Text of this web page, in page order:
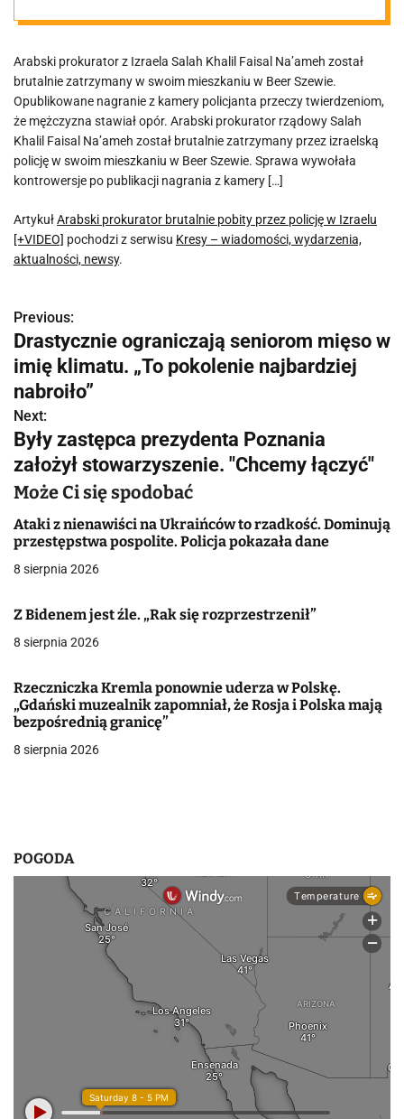
policję w
Izraelu
[+VIDEO]
Arabski prokurator z Izraela Salah Khalil Faisal Na’ameh został
brutalnie zatrzymany w swoim mieszkaniu w Beer Szewie.
Opublikowane nagranie z kamery policjanta przeczy twierdzeniom,
że mężczyzna stawiał opór. Arabski prokurator rządowy Salah
Khalil Faisal Na’ameh został brutalnie zatrzymany przez izraelską
policję w swoim mieszkaniu w Beer Szewie. Sprawa wywołała
kontrowersje po publikacji nagrania z kamery […]
ArtykułArabski prokurator brutalnie pobity przez policję w Izraelu
[+VIDEO] pochodzi z serwisu Kresy – wiadomości, wydarzenia,
aktualności, newsy.
N
a
w
i
g
a
c
j
w
i
s
Previous:
Drastycznie ograniczają seniorom mięso w
imię klimatu. „To pokolenie najbardziej
nabroiło”
Next:
Były zastępca prezydenta Poznania
założył stowarzyszenie. "Chcemy łączyć"
Może Ci się spodobać
Ataki z nienawiści na Ukraińców to rzadkość. Dominują
przestępstwa pospolite. Policja pokazała dane
8 sierpnia 2026
Z Bidenem jest źle. „Rak się rozprzestrzenił”
8 sierpnia 2026
Rzeczniczka Kremla ponownie uderza w Polskę.
„Gdański muzealnik zapomniał, że Rosja i Polska mają
bezpośrednią granicę”
8 sierpnia 2026
POGODA